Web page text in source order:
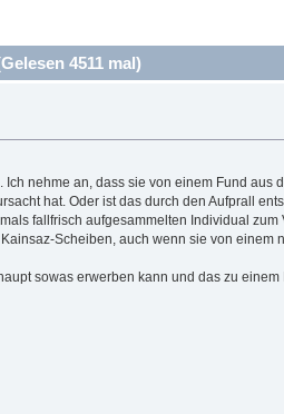
4511 mal)
nehme an, dass sie von einem Fund
hat. Oder ist das durch den Aufprall
fallfrisch aufgesammelten Individual
Scheiben, auch wenn sie von einem
sowas erwerben kann und das zu